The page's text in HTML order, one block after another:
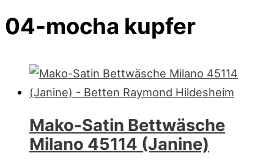
04-mocha kupfer
Mako-Satin Bettwäsche
Milano 45114 (Janine)